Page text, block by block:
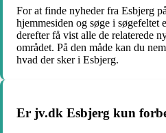
For at finde nyheder fra Esbjerg
hjemmesiden og søge i søgefeltet
derefter få vist alle de relaterede
området. På den måde kan du
hvad der sker i Esbjerg.
Er jv.dk Esbjerg kun